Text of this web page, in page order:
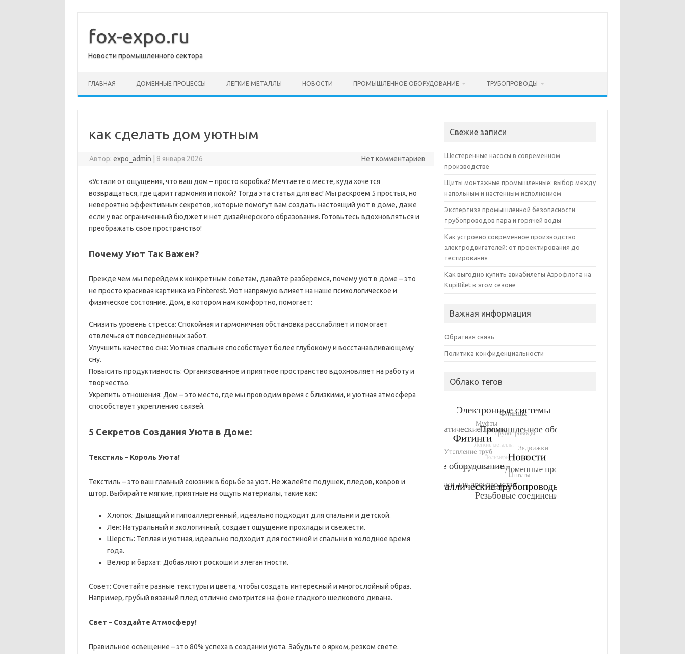
содержимому
fox-expo.ru
Новости промышленного сектора
ГЛАВНАЯ ДОМЕННЫЕ ПРОЦЕССЫ ЛЕГКИЕ МЕТАЛЛЫ НОВОСТИ ПРОМЫШЛЕННОЕ ОБОРУДОВАНИЕ ТРУБОПРОВОДЫ
как сделать дом уютным
Автор:expo_admin 8 января 2026 Нет комментариев
«Устали от ощущения‚ что ваш дом – просто коробка? Мечтаете о месте‚ куда хочется
возвращаться‚ где царит гармония и покой? Тогда эта статья для вас! Мы раскроем 5 простых‚ но
невероятно эффективных секретов‚ которые помогут вам создать настоящий уют в доме‚ даже
если у вас ограниченный бюджет и нет дизайнерского образования. Готовьтесь вдохновляться и
преображать свое пространство!
Почему Уют Так Важен?
Прежде чем мы перейдем к конкретным советам‚ давайте разберемся‚ почему уют в доме – это
не просто красивая картинка из Pinterest. Уют напрямую влияет на наше психологическое и
физическое состояние. Дом‚ в котором нам комфортно‚ помогает:
Снизить уровень стресса: Спокойная и гармоничная обстановка расслабляет и помогает
отвлечься от повседневных забот.
Улучшить качество сна: Уютная спальня способствует более глубокому и восстанавливающему
сну.
Повысить продуктивность: Организованное и приятное пространство вдохновляет на работу и
творчество.
Укрепить отношения: Дом – это место‚ где мы проводим время с близкими‚ и уютная атмосфера
способствует укреплению связей.
5 Секретов Создания Уюта в Доме:
Текстиль – Король Уюта!
Текстиль – это ваш главный союзник в борьбе за уют. Не жалейте подушек‚ пледов‚ ковров и
штор. Выбирайте мягкие‚ приятные на ощупь материалы‚ такие как:
Хлопок: Дышащий и гипоаллергенный‚ идеально подходит для спальни и детской.
Лен: Натуральный и экологичный‚ создает ощущение прохлады и свежести.
Шерсть: Теплая и уютная‚ идеально подходит для гостиной и спальни в холодное время
года.
Велюр и бархат: Добавляют роскоши и элегантности.
Совет: Сочетайте разные текстуры и цвета‚ чтобы создать интересный и многослойный образ.
Например‚ грубый вязаный плед отлично смотрится на фоне гладкого шелкового дивана.
Свет – Создайте Атмосферу!
Правильное освещение – это 80% успеха в создании уюта. Забудьте о ярком‚ резком свете.
Свежие записи
Шестеренные насосы в современном
производстве
Щиты монтажные промышленные: выбор между
напольным и настенным исполнением
Экспертиза промышленной безопасности
трубопроводов пара и горячей воды
Как устроено современное производство
электродвигателей: от проектирования до
тестирования
Как выгодно купить авиабилеты Аэрофлота на
KupiBilet в этом сезоне
Важная информация
Обратная связь
Политика конфиденциальности
Облако тегов